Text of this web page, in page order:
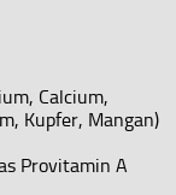
Calcium,
Kupfer, Mangan)
Provitamin A